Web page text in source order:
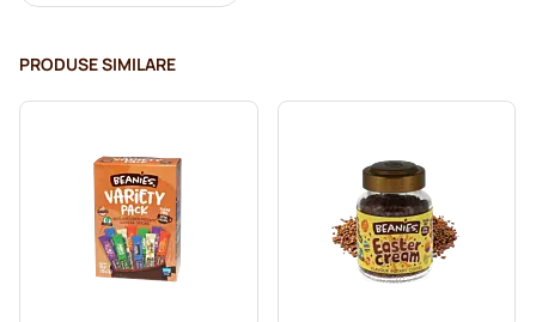
PRODUSE SIMILARE